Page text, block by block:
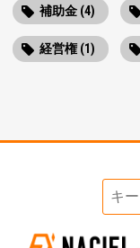
補助金 (4)
経営権 (1)